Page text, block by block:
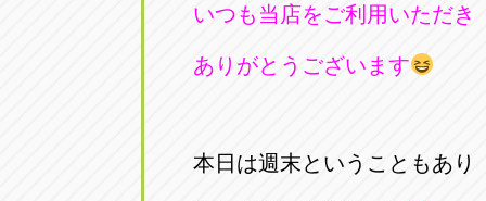
0566-43-
愛知県碧南市立山町4-32-1
アップル常滑店
いつも当店をご利用いただき
ありがとうございます
本日は週末ということもあり